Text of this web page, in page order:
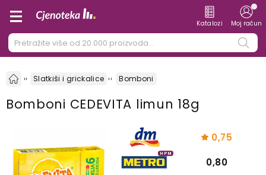
Katalozi Moj račun
Slatkiši i grickalice Bomboni
Bomboni CEDEVITA limun 18g
0,75
HPM
0,80